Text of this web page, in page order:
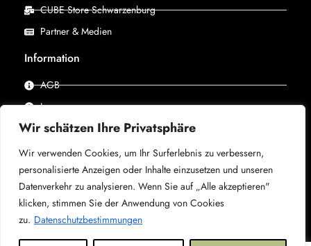
Wir schätzen Ihre Privatsphäre
Wir verwenden Cookies, um Ihr Surferlebnis zu verbessern,
personalisierte Anzeigen oder Inhalte einzusetzen und unseren
Datenverkehr zu analysieren. Wenn Sie auf „Alle akzeptieren"
klicken, stimmen Sie der Anwendung von Cookies
zu. Datenschutzbestimmungen
CUBE Store Schwarzenburg
Partner & Medien
Information
AGB
Impressum
Datenschutz
© 2025 –CUBE Store Schwarzenburg, powered by X-
Bike– Alle Rechte vorbehalten.